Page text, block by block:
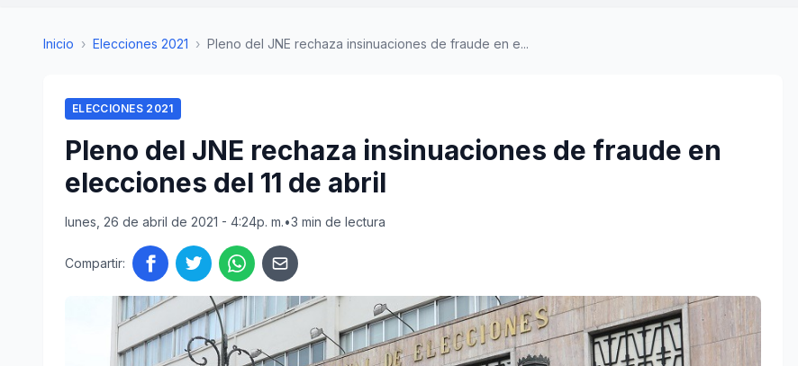
Inicio › Elecciones 2021 › Pleno del JNE rechaza insinuaciones de fraude en e...
ELECCIONES 2021
Pleno del JNE rechaza insinuaciones de fraude en
elecciones del 11 de abril
lunes, 26 de abril de 2021 - 4:24p. m.•3 min de lectura
Compartir: